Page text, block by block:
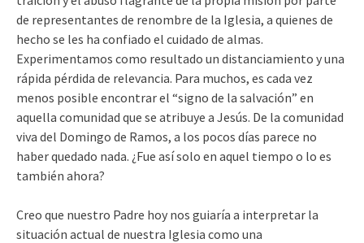
de representantes de renombre de la Iglesia, a quienes de
hecho se les ha confiado el cuidado de almas.
Experimentamos como resultado un distanciamiento y una
rápida pérdida de relevancia. Para muchos, es cada vez
menos posible encontrar el “signo de la salvación” en
aquella comunidad que se atribuye a Jesús. De la comunidad
viva del Domingo de Ramos, a los pocos días parece no
haber quedado nada. ¿Fue así solo en aquel tiempo o lo es
también ahora?
Creo que nuestro Padre hoy nos guiaría a interpretar la
situación actual de nuestra Iglesia como una